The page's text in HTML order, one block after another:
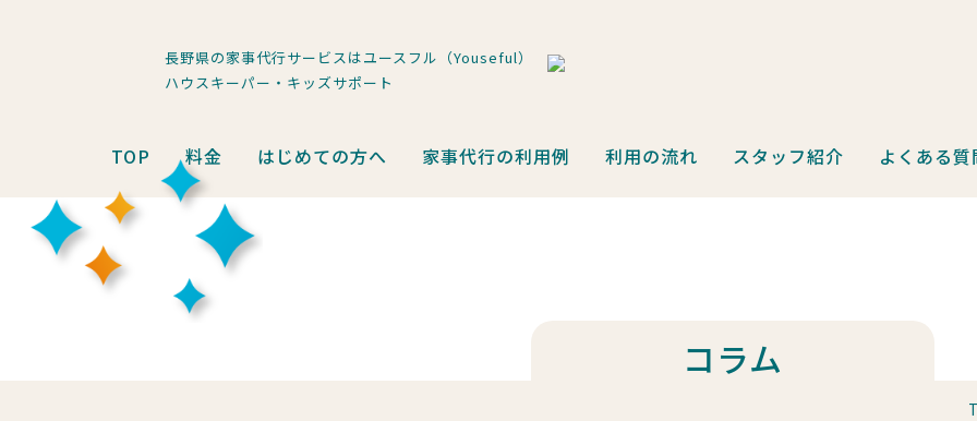
長野県の家事代行サービスはユースフル（Youseful）
ハウスキーパー・キッズサポート
TOP 料金 はじめての方へ 家事代行の利用例 利用の流れ スタッフ紹介 よくある質
コラム